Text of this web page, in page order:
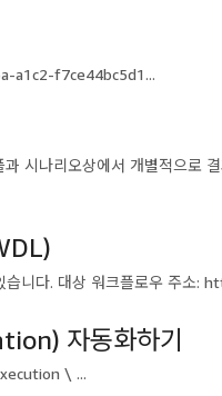
a1c2-f7ce44bc5d1...
시나리오상에서 개별적으로
니다. 대상 워크플로우 주소:
자동화하기
\ ...